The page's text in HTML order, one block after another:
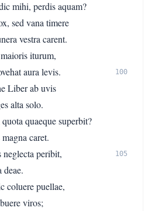
mihi, perdis aquam?
sed vana timere
vestra carent.
iturum,
aura levis.
100
Liber ab uvis
alta solo.
quaeque superbit?
caret.
peribit,
105
coluere puellae,
viros;